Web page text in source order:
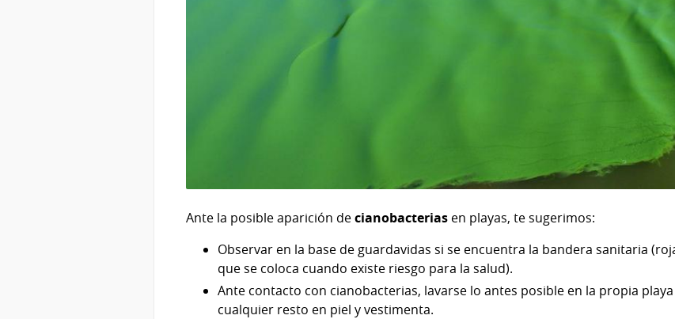
Ante la posible aparición decianobacterias en playas, te sugerimos:
Observar en la base de guardavidas si se encuentra la bandera sanitaria
que se coloca cuando existe riesgo para la salud).
Ante contacto con cianobacterias, lavarse lo antes posible en la propia
cualquier resto en piel y vestimenta.